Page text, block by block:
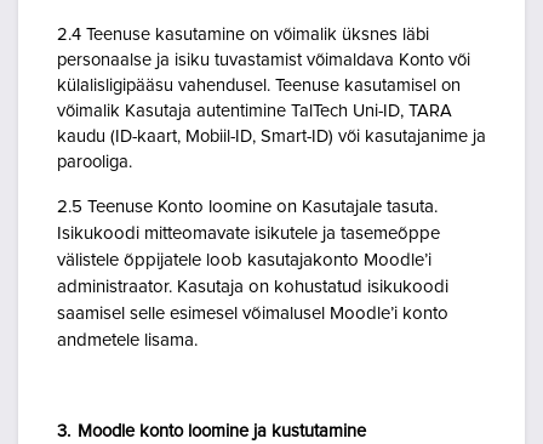
2.4 Teenuse kasutamine on võimalik üksnes läbi
personaalse ja isiku tuvastamist võimaldava Konto või
külalisligipääsu vahendusel. Teenuse kasutamisel on
võimalik Kasutaja autentimine TalTech Uni-ID, TARA
kaudu (ID-kaart, Mobiil-ID, Smart-ID) või kasutajanime ja
parooliga.
2.5 Teenuse Konto loomine on Kasutajale tasuta.
Isikukoodi mitteomavate isikutele ja tasemeõppe
välistele õppijatele loob kasutajakonto Moodle’i
administraator. Kasutaja on kohustatud isikukoodi
saamisel selle esimesel võimalusel Moodle’i konto
andmetele lisama.
3. Moodle konto loomine ja kustutamine